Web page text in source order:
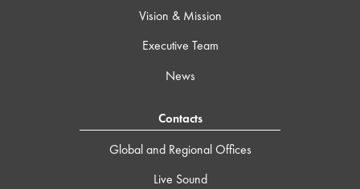
Vision & Mission
Executive Team
News
Contacts
Global and Regional Offices
Live Sound